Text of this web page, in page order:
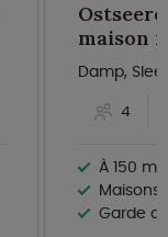
maison
Damp,
4
À 150 m
Maisons
Garde